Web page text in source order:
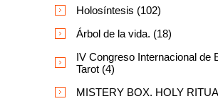
Holosíntesis (102)
Árbol de la vida. (18)
IV Congreso Internacional de
Tarot (4)
MISTERY BOX. HOLY